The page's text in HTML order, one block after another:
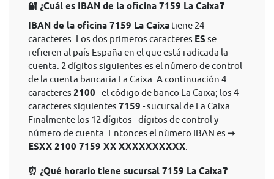
🔐 ¿Cuál es IBAN de la oficina 7159 La Caixa❓
IBAN de la oficina 7159 La Caixa tiene 24
caracteres. Los dos primeros caracteres ES se
refieren al país España en el que está radicada la
cuenta. 2 dígitos siguientes es el número de control
de la cuenta bancaria La Caixa. A continuación 4
caracteres 2100 - el código de banco La Caixa; los 4
caracteres siguientes 7159 - sucursal de La Caixa.
Finalmente los 12 dígitos - dígitos de control y
número de cuenta. Entonces el nùmero IBAN es ➡
ESXX 2100 7159 XX XXXXXXXXXX
⏰ ¿Qué horario tiene sucursal 7159 La Caixa❓